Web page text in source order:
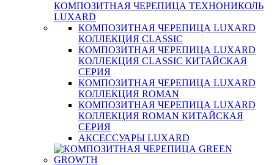
КОМПОЗИТНАЯ ЧЕРЕПИЦА ТЕХНОНИКОЛЬ
LUXARD
КОМПОЗИТНАЯ ЧЕРЕПИЦА LUXARD
КОЛЛЕКЦИЯ CLASSIC
КОМПОЗИТНАЯ ЧЕРЕПИЦА LUXARD
КОЛЛЕКЦИЯ CLASSIC КИТАЙСКАЯ
СЕРИЯ
КОМПОЗИТНАЯ ЧЕРЕПИЦА LUXARD
КОЛЛЕКЦИЯ ROMAN
КОМПОЗИТНАЯ ЧЕРЕПИЦА LUXARD
КОЛЛЕКЦИЯ ROMAN КИТАЙСКАЯ
СЕРИЯ
АКСЕССУАРЫ LUXARD